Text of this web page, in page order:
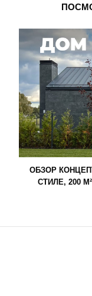
ОБЗОР
СТИЛЕ, 200